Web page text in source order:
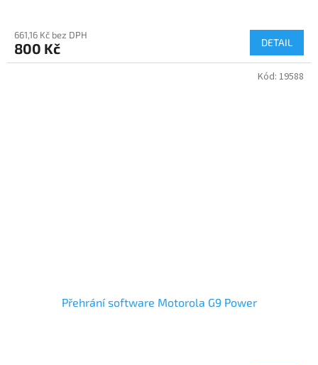
661,16 Kč bez DPH
800 Kč DETAIL
Přehrání software Motorola G9 Power
Kód: 19588